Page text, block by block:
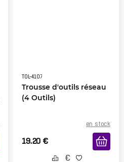
TOL-4107
Trousse d'outils réseau
(4 Outils)
en stock
19.20 €